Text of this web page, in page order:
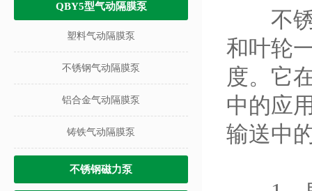
QBY5型气动隔膜泵
塑料气动隔膜泵
不锈钢气动隔膜泵
铝合金气动隔膜泵
铸铁气动隔膜泵
不锈钢磁力泵
不锈
和叶轮
度。它
中的应
输送中